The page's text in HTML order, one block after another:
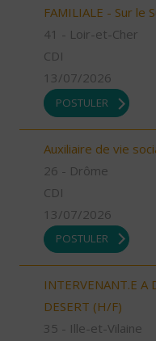
FAMILIALE - Sur le
41 - Loir-et-Cher
CDI
13/07/2026
POSTULER
Auxiliaire de vie
26 - Drôme
CDI
13/07/2026
POSTULER
INTERVENANT.E A
DESERT (H/F)
35 - Ille-et-Vilaine